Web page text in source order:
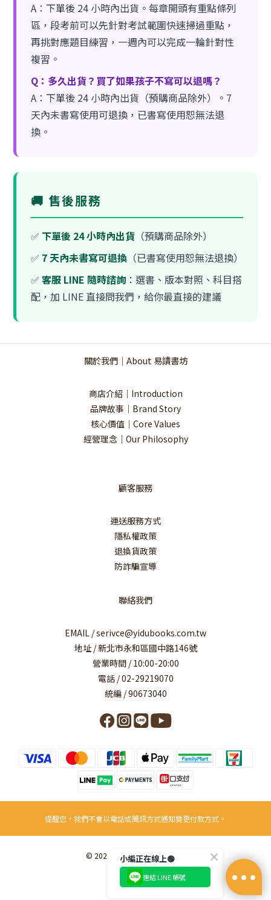
A：下單後 24 小時內出貨。每章開頭有重點條列
區，段考前可以先針對考試範圍快速掃過重點，
再挑對應題目練習，一週內可以完成一輪針對性
複習。
Q：多久出貨？買了如果孩子不寫可以退嗎？
A：下單後 24 小時內出貨（預購商品除外）。7
天內未書寫使用可退換，已書寫使用恕無法退
換。
🚚 售後服務
✅ 下單後 24 小時內出貨 （預購商品除外）
✅ 7 天內未書寫可退換 （已書寫使用恕無法退換）
✅ 客服 LINE 隨時諮詢 ：選書、版本對照、科目搭
配，加 LINE 直接問我們，給你最直接的建議
立即購買
關於我們｜About 易讀書坊
商店介紹｜Introduction
品牌故事｜Brand Story
核心價值｜Core Values
經營理念｜Our Philosophy
顧客服務
運送服務方式
隱私權政策
退換貨政策
防詐騙宣導
聯絡我們
EMAIL / serivce@yidubooks.com.tw
地址 / 新北市永和區國中路146號
營業時間 / 10:00-20:00
電話 / 02-29219070
統編 / 90673040
提醒您，我們不會以電話或簡訊方式通知變更付款方式。
© 2026 易讀書坊事業有限公司
小編正在線上🟢
連結 LINE 帳號